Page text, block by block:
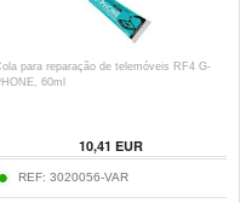
para reparação de telemóveis RF4 G-
60ml
10,41 EUR
REF: 3020056-VAR